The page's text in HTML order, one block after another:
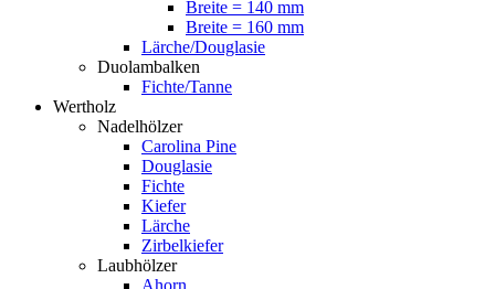
Breite = 140 mm
Breite = 160 mm
Lärche/Douglasie
Duolambalken
Fichte/Tanne
Wertholz
Nadelhölzer
Carolina Pine
Douglasie
Fichte
Kiefer
Lärche
Zirbelkiefer
Laubhölzer
Ahorn